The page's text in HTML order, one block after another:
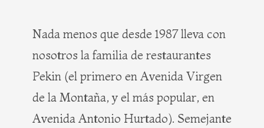
Nada menos que desde 1987 lleva con
nosotros la familia de restaurantes
Pekin (el primero en Avenida Virgen
de la Montaña, y el más popular, en
Avenida Antonio Hurtado). Semejante